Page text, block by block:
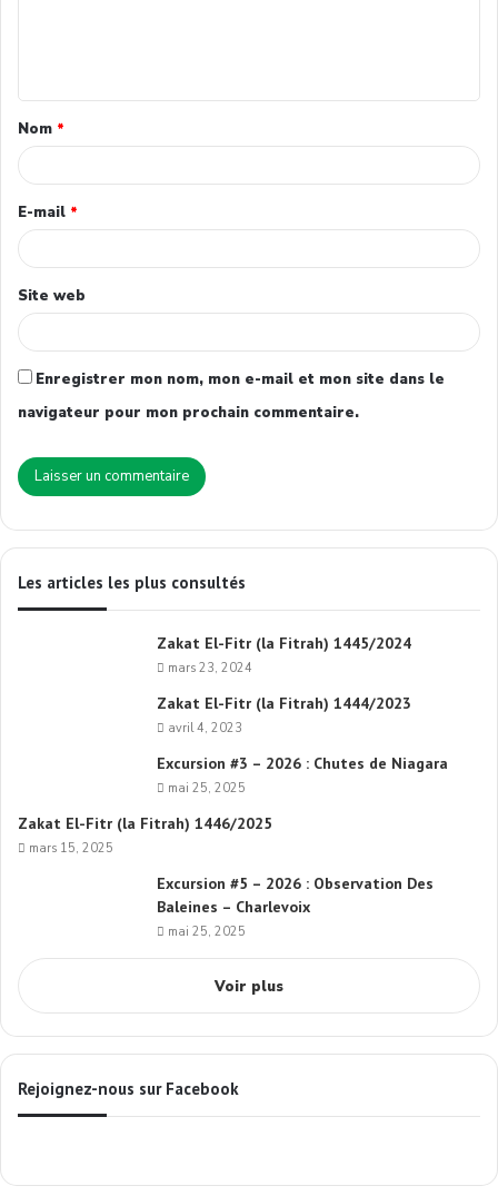
Nom *
E-mail *
Site web
Enregistrer mon nom, mon e-mail et mon site dans le
navigateur pour mon prochain commentaire.
Les articles les plus consultés
Zakat El-Fitr (la Fitrah) 1445/2024
mars 23, 2024
Zakat El-Fitr (la Fitrah) 1444/2023
avril 4, 2023
Excursion #3 – 2026 : Chutes de Niagara
mai 25, 2025
Zakat El-Fitr (la Fitrah) 1446/2025
mars 15, 2025
Excursion #5 – 2026 : Observation Des
Baleines – Charlevoix
mai 25, 2025
Voir plus
Rejoignez-nous sur Facebook